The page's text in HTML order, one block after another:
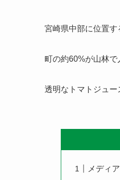
宮崎県中部に位置す
町の約60%が山林で
透明なトマトジュ
メディ